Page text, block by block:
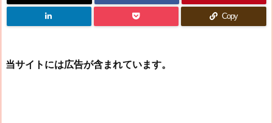
Copy
当サイトには広告が含まれています。